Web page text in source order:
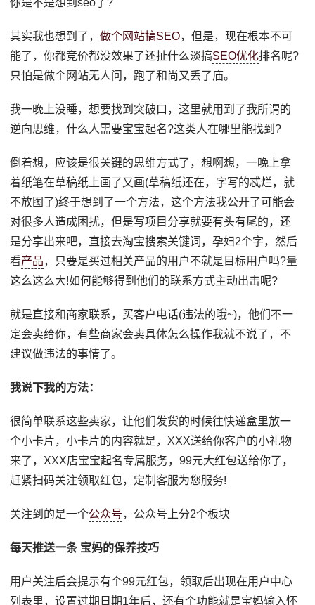
你是不是想到seo了?
其实我也想到了，做个网站搞SEO，但是，现在根本不可
能了，你都竞价都没效果了还扯什么淡搞SEO优化排名呢?
只怕是做个网站无人问，跑了和尚又丢了庙。
我一晚上没睡，想要找到突破口，这里就用到了我所谓的
逆向思维，什么人需要宝宝起名?这类人在哪里能找到?
倒着想，应该是很关键的思维方式了，想啊想，一晚上拿
着纸笔在草稿纸上画了又画(草稿纸还在，字写的忒烂，就
不放图了)终于想到了一个方法，这个方法我公开了可能会
对很多人造成困扰，但是写项目分享就要有头有尾的，还
是分享出来吧，直接去淘宝搜索关键词，孕妇2个字，然后
看产品，只要是买过相关产品的用户不就是目标用户吗?量
这么这么大!如何能够得到他们的联系方式主动出击呢?
就是直接和商家联系，买客户电话(违法的哦~)，他们不一
定会卖给你，有些商家会卖具体怎么操作我就不说了，不
建议做违法的事情了。
我说下我的方法：
很简单联系这些卖家，让他们发货的时候往快递盒里放一
个小卡片，小卡片的内容就是，XXX送给你客户的小礼物
来了，XXX店宝宝起名专属服务，99元大红包送给你了，
赶紧扫码关注领取红包，定制客服为您服务!
关注到的是一个公众号，公众号上分2个板块
每天推送一条 宝妈的保养技巧
用户关注后会提示有个99元红包，领取后出现在用户中心
列表里，设置过期日期1年后，还有个功能就是宝妈输入怀